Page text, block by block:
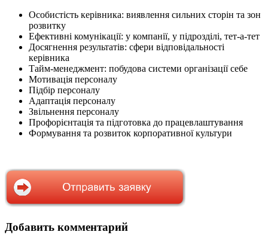
Особистість керівника: виявлення сильних сторін та зон
розвитку
Ефективні комунікації: у компанії, у підрозділі, тет-а-тет
Досягнення результатів: сфери відповідальності
керівника
Тайм-менеджмент: побудова системи організації себе
Мотивація персоналу
Підбір персоналу
Адаптація персоналу
Звільнення персоналу
Профорієнтація та підготовка до працевлаштування
Формування та розвиток корпоративної культури
Добавить комментарий